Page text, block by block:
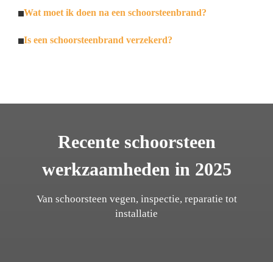
Wat moet ik doen na een schoorsteenbrand?
Is een schoorsteenbrand verzekerd?
Recente schoorsteen
werkzaamheden in 2025
Van schoorsteen vegen, inspectie, reparatie tot
installatie